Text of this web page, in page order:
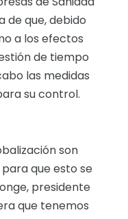
de que, debido
a los efectos
de tiempo
las medidas
su control.
son
que esto se
presidente
que tenemos